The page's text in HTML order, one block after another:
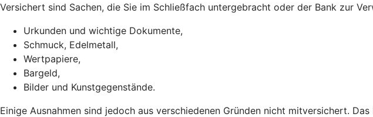
Versichert sind Sachen, die Sie im Schließfach untergebracht oder der Bank zur
Urkunden und wichtige Dokumente,
Schmuck, Edelmetall,
Wertpapiere,
Bargeld,
Bilder und Kunstgegenstände.
Einige Ausnahmen sind jedoch aus verschiedenen Gründen nicht mitversichert.